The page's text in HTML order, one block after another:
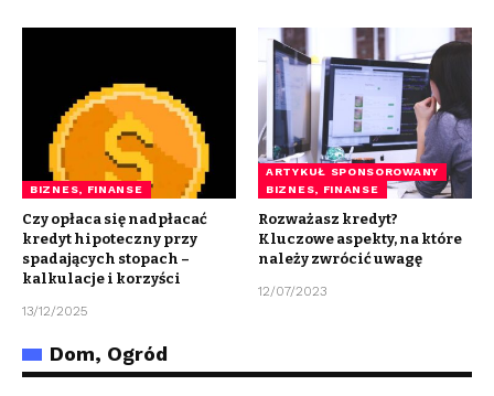
BIZNES, FINANSE
Czy opłaca się nadpłacać
kredyt hipoteczny przy
spadających stopach –
kalkulacje i korzyści
13/12/2025
ARTYKUŁ SPONSOROWANY
BIZNES, FINANSE
Rozważasz kredyt?
Kluczowe aspekty, na które
należy zwrócić uwagę
12/07/2023
Dom, Ogród